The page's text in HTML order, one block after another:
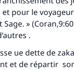
et pour le
Sage. »
.
ue dette de
et de répartir